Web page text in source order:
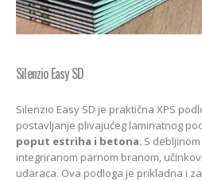
Silenzio Easy SD
Silenzio Easy SD je praktična XPS
postavljanje plivajućeg laminatnog
poput estriha i betona. S
integriranom parnom branom,
udaraca. Ova podloga je prikladna i